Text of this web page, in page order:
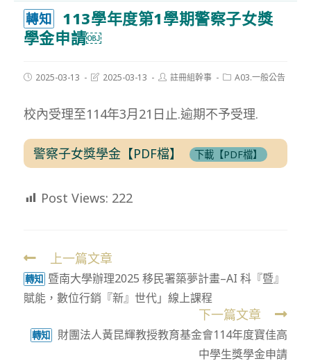
轉知
113學年度第1學期警察子女獎
學金申請￼
Post2025-03-13
Post2025-03-13
Post註冊組幹事
PostA03.一般公告
校內受理至114年3月21日止.逾期不予受理.
警察子女獎學金【PDF檔】 下載【PDF檔】
Post Views: 222
Read
more
articles
上一篇文章
轉知 暨南大學辦理2025 移民署築夢計畫–AI 科『暨』
賦能，數位行銷『新』世代」線上課程
下一篇文章
轉知
財團法人黃昆輝教授教育基金會114年度寶佳高
中學生獎學金申請